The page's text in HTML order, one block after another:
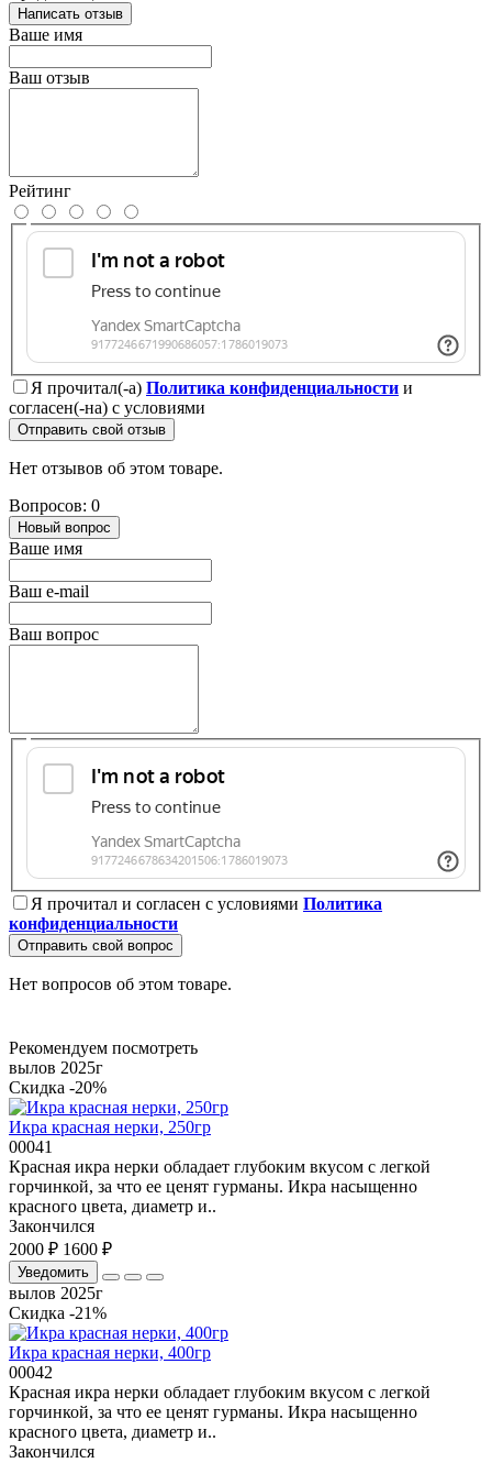
Написать отзыв
Ваше имя
Ваш отзыв
Рейтинг
Я прочитал(-а) Политика конфиденциальности и
согласен(-на) с условиями
Отправить свой отзыв
Нет отзывов об этом товаре.
Вопросов: 0
Новый вопрос
Ваше имя
Ваш e-mail
Ваш вопрос
Я прочитал и согласен с условиями Политика
конфиденциальности
Отправить свой вопрос
Нет вопросов об этом товаре.
Рекомендуем посмотреть
вылов 2025г
Скидка -20%
Икра красная нерки, 250гр
00041
Красная икра нерки обладает глубоким вкусом с легкой
горчинкой, за что ее ценят гурманы. Икра насыщенно
красного цвета, диаметр и..
Закончился
2000 ₽ 1600 ₽
Уведомить
вылов 2025г
Скидка -21%
Икра красная нерки, 400гр
00042
Красная икра нерки обладает глубоким вкусом с легкой
горчинкой, за что ее ценят гурманы. Икра насыщенно
красного цвета, диаметр и..
Закончился